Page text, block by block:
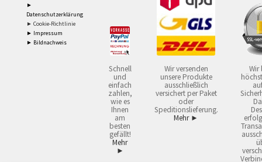
►
Datenschutzerklärung
► Cookie-Richtlinie
► Impressum
► Bildnachweis
Schnell
und
einfach
zahlen,
wie es
Ihnen
am
besten
gefällt!
Mehr
►
Wir versenden
unsere Produkte
ausschließlich
versichert per Paket
oder
Speditionslieferung.
Mehr ►
Wir